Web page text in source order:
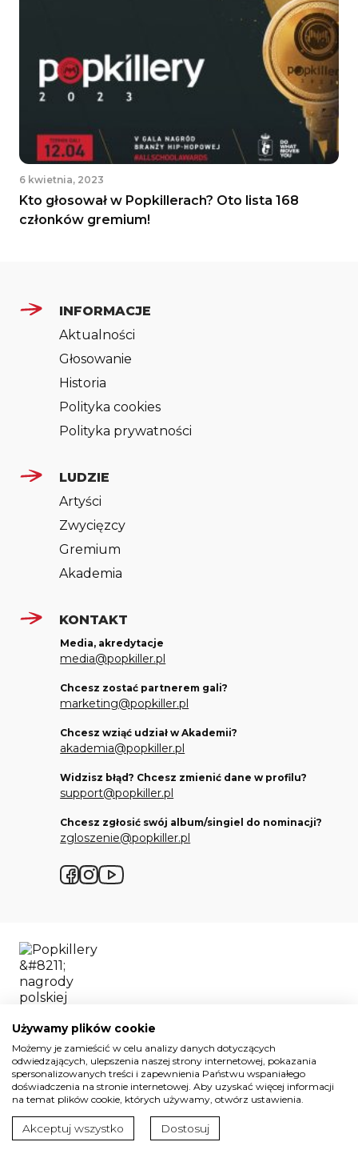
6 kwietnia, 2023
Kto głosował w Popkillerach? Oto lista 168
członków gremium!
INFORMACJE
Aktualności
Głosowanie
Historia
Polityka cookies
Polityka prywatności
LUDZIE
Artyści
Zwycięzcy
Gremium
Akademia
KONTAKT
Media, akredytacje
media@popkiller.pl
Chcesz zostać partnerem gali?
marketing@popkiller.pl
Chcesz wziąć udział w Akademii?
akademia@popkiller.pl
Widzisz błąd? Chcesz zmienić dane w profilu?
support@popkiller.pl
Chcesz zgłosić swój album/singiel do nominacji?
zgloszenie@popkiller.pl
Wszelkie prawa zastrzeżone. 2026.
Projekt i realizacja:Mateusz Nowaczyk
Używamy plików cookie
Możemy je zamieścić w celu analizy danych dotyczących
odwiedzających, ulepszenia naszej strony internetowej, pokazania
spersonalizowanych treści i zapewnienia Państwu wspaniałego
doświadczenia na stronie internetowej. Aby uzyskać więcej informacji
na temat plików cookie, których używamy, otwórz ustawienia.
Akceptuj wszystko Dostosuj